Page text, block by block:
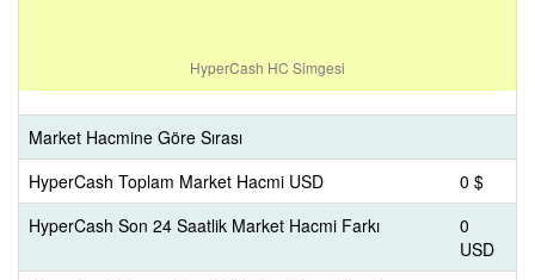
HyperCash HC Simgesi
Market Hacmine Göre Sırası
HyperCash Toplam Market Hacmi USD
0 $
HyperCash Son 24 Saatlik Market Hacmi Farkı
0
USD